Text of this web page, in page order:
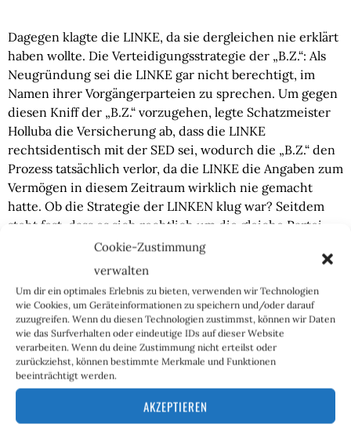
Cookie-Zustimmung
verwalten
Um dir ein optimales Erlebnis zu bieten, verwenden wir Technologien
wie Cookies, um Geräteinformationen zu speichern und/oder darauf
zuzugreifen. Wenn du diesen Technologien zustimmst, können wir Daten
wie das Surfverhalten oder eindeutige IDs auf dieser Website
verarbeiten. Wenn du deine Zustimmung nicht erteilst oder
zurückziehst, können bestimmte Merkmale und Funktionen
beeinträchtigt werden.
AKZEPTIEREN
Dagegen klagte die LINKE, da sie dergleichen nie erklärt
haben wollte. Die Verteidigungsstrategie der „B.Z.“: Als
Neugründung sei die LINKE gar nicht berechtigt, im
Namen ihrer Vorgängerparteien zu sprechen. Um gegen
diesen Kniff der „B.Z.“ vorzugehen, legte Schatzmeister
Holluba die Versicherung ab, dass die LINKE
rechtsidentisch mit der SED sei, wodurch die „B.Z.“ den
Prozess tatsächlich verlor, da die LINKE die Angaben zum
Vermögen in diesem Zeitraum wirklich nie gemacht
hatte. Ob die Strategie der LINKEN klug war? Seitdem
steht fest, dass es sich rechtlich um die gleiche Partei
handelt. Damit kann die LINKE auch juristisch gegen
Falschaussagen über die SED vorgehen. Wenn wir zum
Vermögen an die PDS weitergegeben habe, dann
könnten wir von der LINKEN wegen Falschbehauptung
verklagt werden. Denn …
4. Gleiches Parteivermögen?
… offiziell wurde das vorhandene Parteivermögen der